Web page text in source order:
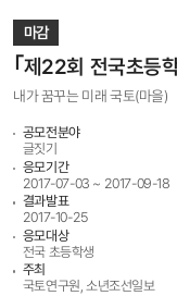
044-960-0437, 0439
마감
｢제22회 전국초등
내가 꿈꾸는 미래 국토(마을)
공모전분야
글짓기
응모기간
2017-07-03 ~ 2017-09-18
결과발표
2017-10-25
응모대상
전국 초등학생
주최
국토연구원, 소년조선일보